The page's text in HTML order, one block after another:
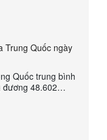
Trung Quốc ngày
Quốc trung bình
48.602
không nhiêu
từ 0,1 - 0,5 nhân